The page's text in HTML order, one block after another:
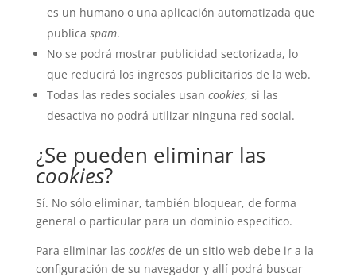
es un humano o una aplicación automatizada que
publica spam.
No se podrá mostrar publicidad sectorizada, lo
que reducirá los ingresos publicitarios de la web.
Todas las redes sociales usan cookies, si las
desactiva no podrá utilizar ninguna red social.
¿Se pueden eliminar las
cookies?
Sí. No sólo eliminar, también bloquear, de forma
general o particular para un dominio específico.
Para eliminar las cookiesde un sitio web debe ir a la
configuración de su navegador y allí podrá buscar